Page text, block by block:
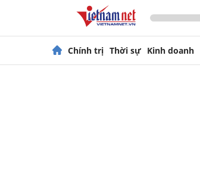
Chính trị Thời sự Kinh doanh